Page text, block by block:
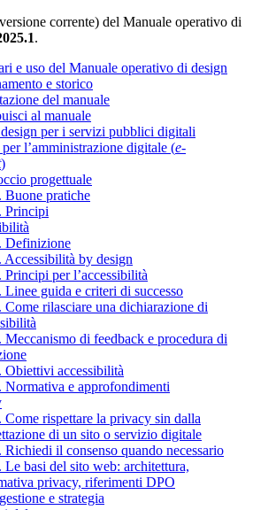
corrente) del Manuale operativo di
.
e uso del Manuale operativo di design
e storico
del manuale
al manuale
per i servizi pubblici digitali
l’amministrazione digitale (e-
)
progettuale
Buone pratiche
Principi
Definizione
Accessibilità by design
Principi per l’accessibilità
Linee guida e criteri di successo
Come rilasciare una dichiarazione di
Meccanismo di feedback e procedura di
Obiettivi accessibilità
Normativa e approfondimenti
Come rispettare la privacy sin dalla
di un sito o servizio digitale
Richiedi il consenso quando necessario
Le basi del sito web: architettura,
privacy, riferimenti DPO
e strategia